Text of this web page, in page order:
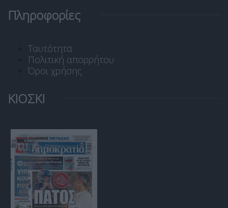
Πληροφορίες
Ταυτότητα
Πολιτική απορρήτου
Όροι χρήσης
ΚΙΟΣΚΙ